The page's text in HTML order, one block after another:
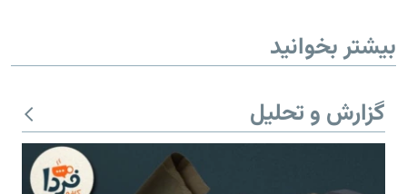
بیشتر بخوانید
گزارش و تحلیل